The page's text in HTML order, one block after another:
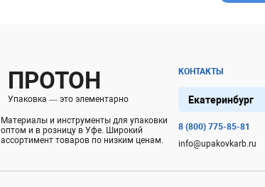
ПРОТОН
Упаковка — это элементарно
Материалы и инструменты для упаковки
оптом и в розницу в Уфе. Широкий
ассортимент товаров по низким ценам.
КОНТАКТЫ
Екатеринбург
8 (800) 775-85-81
info@upakovkarb.ru